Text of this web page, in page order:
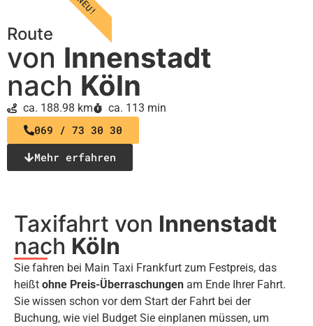
Route
von Innenstadt
nach Köln
ca. 188.98 km ca. 113 min
069 / 73 30 30
Mehr erfahren
NEU!
Taxifahrt von Innenstadt
nach Köln
Sie fahren bei Main Taxi Frankfurt zum Festpreis, das
heißt ohne Preis-Überraschungen am Ende Ihrer Fahrt.
Sie wissen schon vor dem Start der Fahrt bei der
Buchung, wie viel Budget Sie einplanen müssen, um